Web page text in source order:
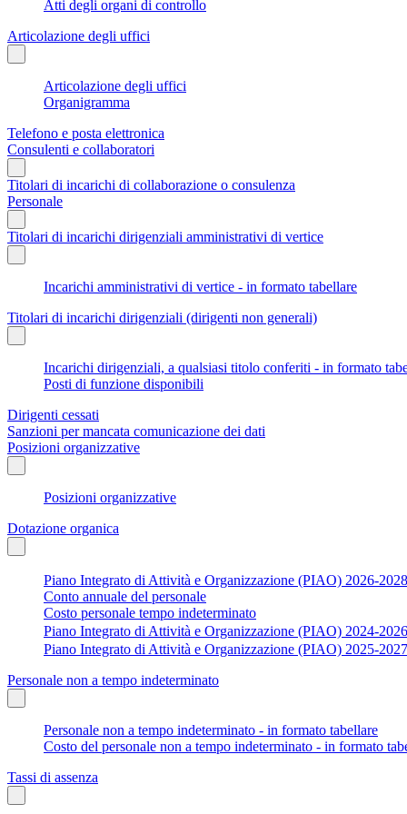
Atti degli organi di controllo
Articolazione degli uffici
Articolazione degli uffici
Organigramma
Telefono e posta elettronica
Consulenti e collaboratori
Titolari di incarichi di collaborazione o consulenza
Personale
Titolari di incarichi dirigenziali amministrativi di vertice
Incarichi amministrativi di vertice - in formato tabellare
Titolari di incarichi dirigenziali (dirigenti non generali)
Incarichi dirigenziali, a qualsiasi titolo conferiti - in formato
Posti di funzione disponibili
Dirigenti cessati
Sanzioni per mancata comunicazione dei dati
Posizioni organizzative
Posizioni organizzative
Dotazione organica
Piano Integrato di Attività e Organizzazione (PIAO) 2026-2028
Conto annuale del personale
Costo personale tempo indeterminato
Piano Integrato di Attività e Organizzazione (PIAO) 2024-2026
Piano Integrato di Attività e Organizzazione (PIAO) 2025-2027
Personale non a tempo indeterminato
Personale non a tempo indeterminato - in formato tabellare
Costo del personale non a tempo indeterminato - in formato
Tassi di assenza